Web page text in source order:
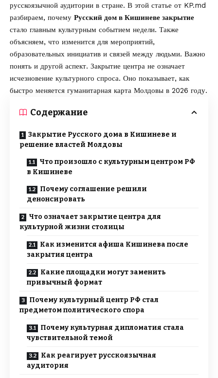
русскоязычной аудитории в стране. В этой статье от KP.md
разбираем, почему Русский дом в Кишиневе закрытие
стало главным культурным событием недели. Также
объясняем, что изменится для мероприятий,
образовательных инициатив и связей между людьми. Важно
понять и другой аспект. Закрытие центра не означает
исчезновение культурного спроса. Оно показывает, как
быстро меняется гуманитарная карта Молдовы в 2026 году.
Содержание
Закрытие Русского дома в Кишиневе и
решение властей Молдовы
Что произошло с культурным центром РФ
в Кишиневе
Почему соглашение решили
денонсировать
Что означает закрытие центра для
культурной жизни столицы
Как изменится афиша Кишинева после
закрытия центра
Какие площадки могут заменить
привычный формат
Почему культурный центр РФ стал
предметом политического спора
Почему культурная дипломатия стала
чувствительной темой
Как реагирует русскоязычная
аудитория